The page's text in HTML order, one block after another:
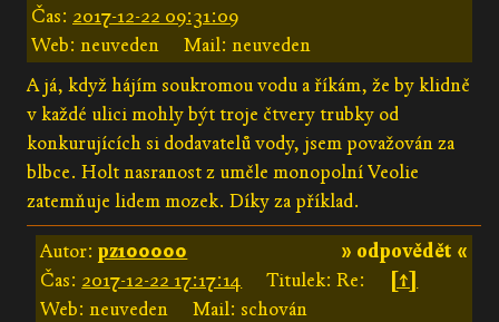
Čas: 2017-12-22 09:31:09
Web: neuveden
Mail: neuveden
A já, když hájím soukromou vodu a říkám, že by klidně
v každé ulici mohly být troje čtvery trubky od
konkurujících si dodavatelů vody, jsem považován za
blbce. Holt nasranost z uměle monopolní Veolie
zatemňuje lidem mozek. Díky za příklad.
» odpovědět «
Autor:pz100000
Čas: 2017-12-22 17:17:14 Titulek: Re:
[↑]
Web: neuveden
Mail: schován